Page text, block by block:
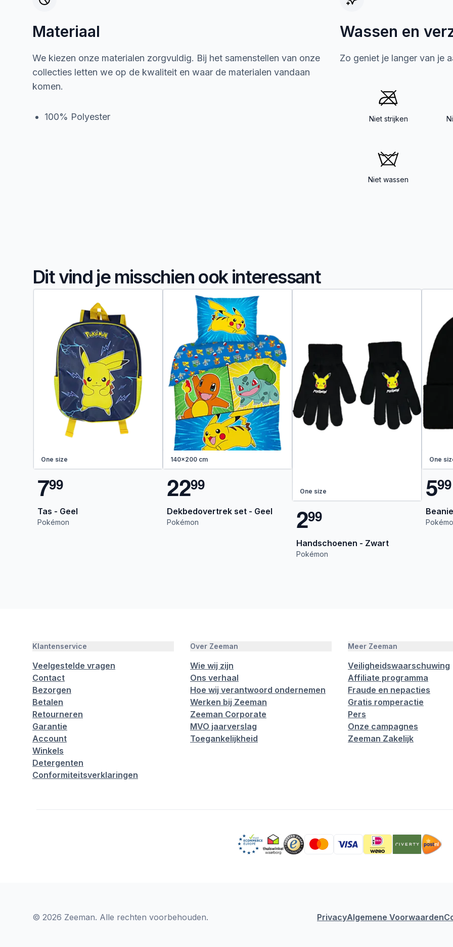
Materiaal
We kiezen onze materialen zorgvuldig. Bij het samenstellen van onze
collecties letten we op de kwaliteit en waar de materialen vandaan
komen.
100% Polyester
Wassen en
Zo geniet je langer van je
Niet strijken
Niet wassen
Dit vind je misschien ook interessant
One size
799
Tas - Geel
Pokémon
140x200 cm
2299
Dekbedovertrek set - Geel
Pokémon
One size
299
Handschoenen - Zwart
Pokémon
One
599
Klantenservice
Veelgestelde vragen
Contact
Bezorgen
Betalen
Retourneren
Garantie
Account
Winkels
Detergenten
Conformiteitsverklaringen
Over Zeeman
Wie wij zijn
Ons verhaal
Hoe wij verantwoord ondernemen
Werken bij Zeeman
Zeeman Corporate
MVO jaarverslag
Toegankelijkheid
Meer Zeeman
Veiligheidswaarschuwing
Affiliate programma
Fraude en nepacties
Gratis romperactie
Pers
Onze campagnes
Zeeman Zakelijk
© 2026 Zeeman. Alle rechten voorbehouden. PrivacyAlgemene Voorwaarden